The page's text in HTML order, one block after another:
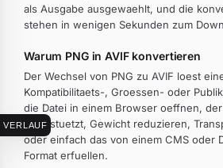
VERLAUF
als Ausgabe ausgewaehlt, und die
stehen in wenigen Sekunden zum
Warum PNG in AVIF konvertieren
Der Wechsel von PNG zu AVIF loest
Kompatibilitaets-, Groessen- oder
die Datei in einem Browser oeffnen,
unterstuetzt, Gewicht reduzieren,
oder einfach das von einem CMS oder
Format erfuellen.